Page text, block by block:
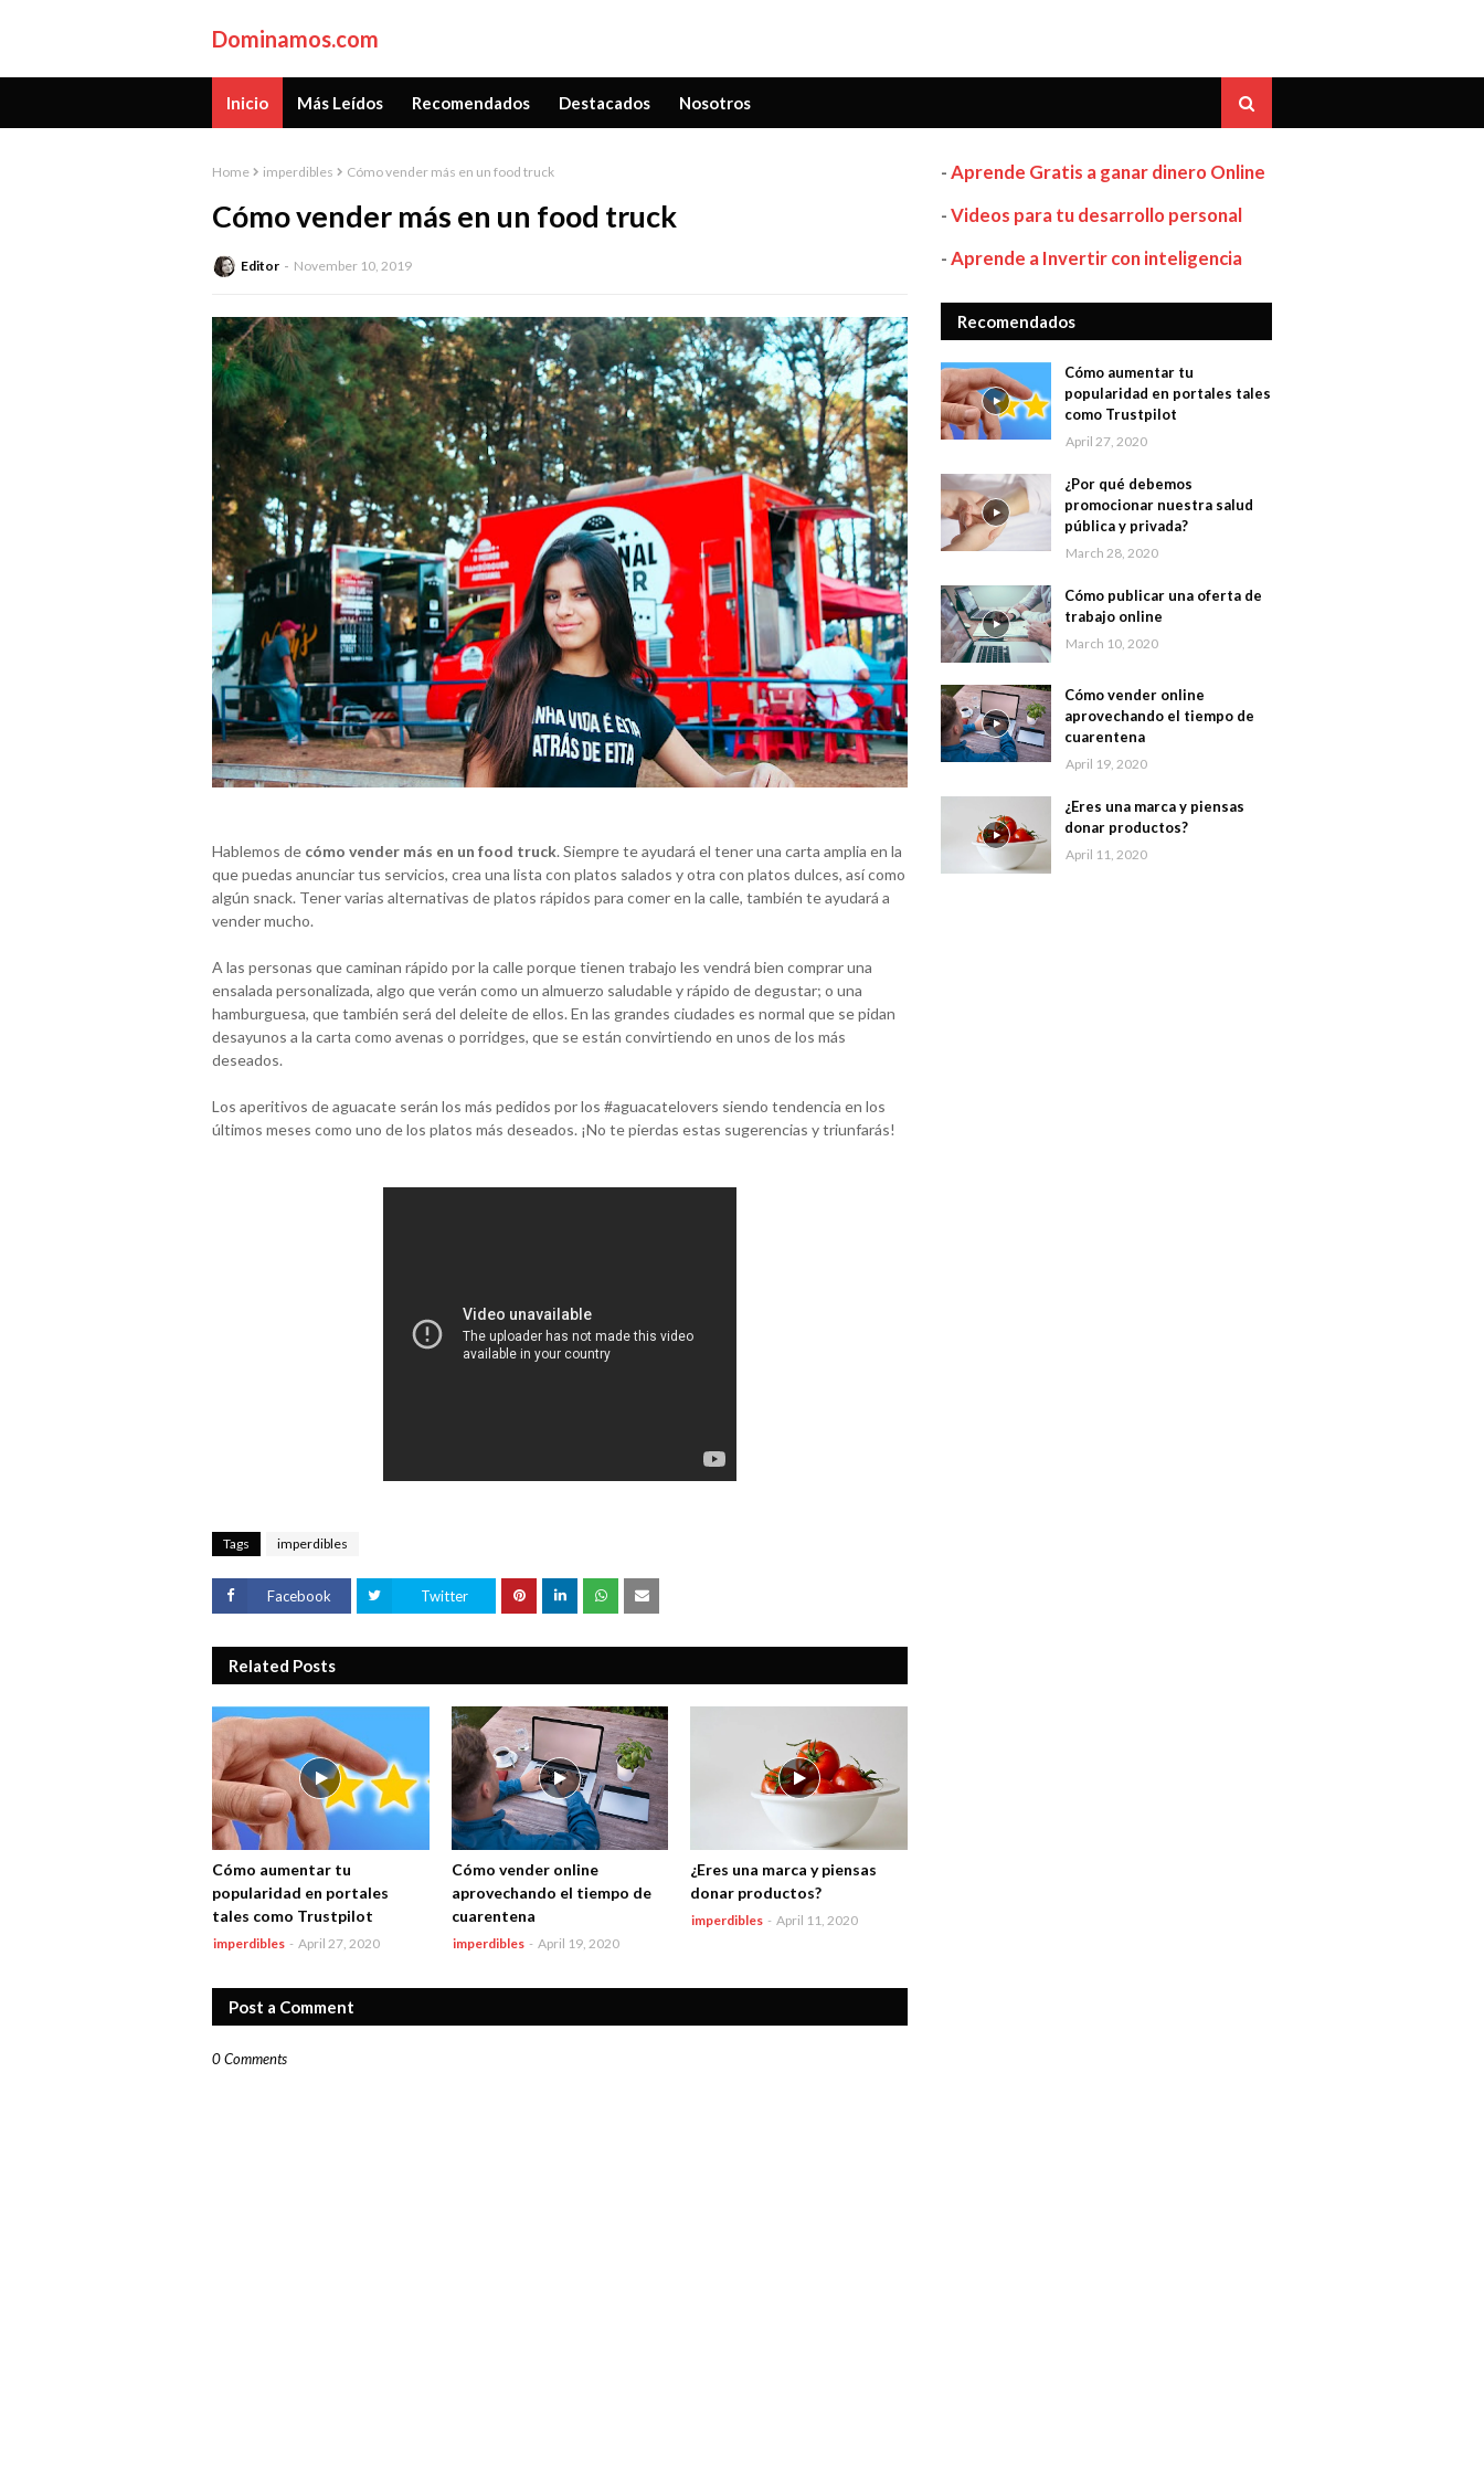
Dominamos.com
Inicio Más Leídos Recomendados Destacados Nosotros
Home imperdibles Cómo vender más en un food truck
Cómo vender más en un food truck
Editor November 10, 2019
Hablemos de cómo vender más en un food truck. Siempre te ayudará el tener una carta amplia en la
que puedas anunciar tus servicios, crea una lista con platos salados y otra con platos dulces, así como
algún snack. Tener varias alternativas de platos rápidos para comer en la calle, también te ayudará a
vender mucho.
A las personas que caminan rápido por la calle porque tienen trabajo les vendrá bien comprar una
ensalada personalizada, algo que verán como un almuerzo saludable y rápido de degustar; o una
hamburguesa, que también será del deleite de ellos. En las grandes ciudades es normal que se pidan
desayunos a la carta como avenas o porridges, que se están convirtiendo en unos de los más
deseados.
Los aperitivos de aguacate serán los más pedidos por los #aguacatelovers siendo tendencia en los
últimos meses como uno de los platos más deseados. ¡No te pierdas estas sugerencias y triunfarás!
Tags imperdibles
Facebook Twitter
Related Posts
Cómo aumentar tu
popularidad en portales
tales como Trustpilot
imperdibles - April 27, 2020
Cómo vender online
aprovechando el tiempo de
cuarentena
imperdibles - April 19, 2020
¿Eres una marca y piensas
donar productos?
imperdibles - April 11, 2020
Post a Comment
0 Comments
-Aprende Gratis a ganar dinero Online
-Videos para tu desarrollo personal
-Aprende a Invertir con inteligencia
Recomendados
Cómo aumentar tu
popularidad en portales tales
como Trustpilot
April 27, 2020
¿Por qué debemos
promocionar nuestra salud
pública y privada?
March 28, 2020
Cómo publicar una oferta de
trabajo online
March 10, 2020
Cómo vender online
aprovechando el tiempo de
cuarentena
April 19, 2020
¿Eres una marca y piensas
donar productos?
April 11, 2020